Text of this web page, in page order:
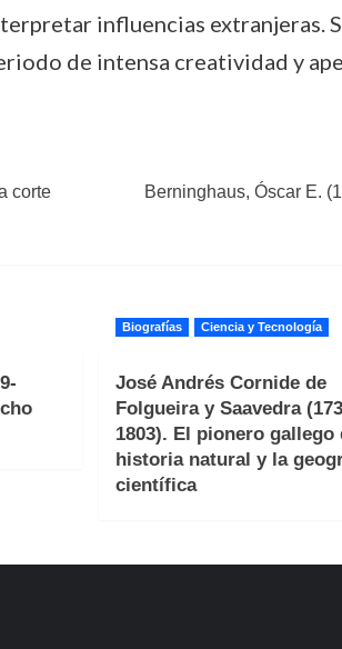
influencias extranjeras.
de intensa creatividad y
corte
Berninghaus, Óscar E.
Biografías Ciencia y Tecnología
José Andrés Cornide de
Folgueira y Saavedra
1803). El pionero gallego
historia natural y la
científica